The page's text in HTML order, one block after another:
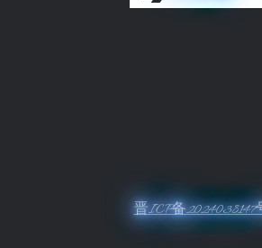
晋ICP备2024038147